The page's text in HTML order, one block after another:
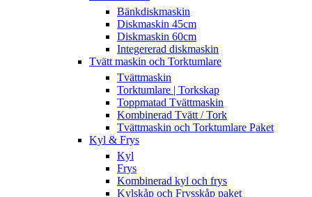
Bänkdiskmaskin
Diskmaskin 45cm
Diskmaskin 60cm
Integererad diskmaskin
Tvätt maskin och Torktumlare
Tvättmaskin
Torktumlare | Torkskap
Toppmatad Tvättmaskin
Kombinerad Tvätt / Tork
Tvättmaskin och Torktumlare Paket
Kyl & Frys
Kyl
Frys
Kombinerad kyl och frys
Kylskåp och Frysskåp paket